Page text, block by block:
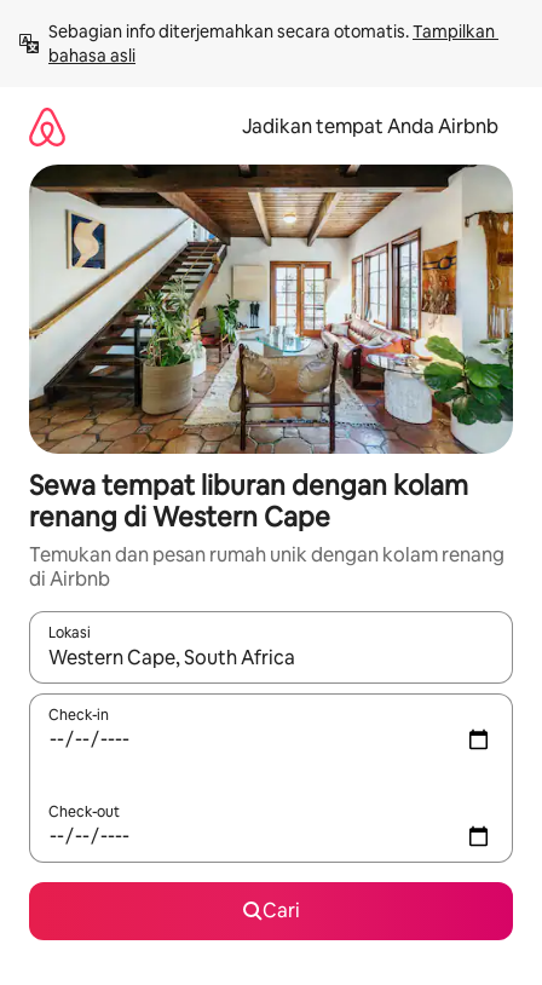
langsung
lihat
Sebagian info diterjemahkan secara otomatis. Tampilkan
bahasa asli
Jadikan tempat Anda Airbnb
Sewa tempat liburan dengan kolam
renang di Western Cape
Temukan dan pesan rumah unik dengan kolam renang
di Airbnb
Lokasi
Jika hasil yang dicari tersedia, telusuri dengan tombol panah
Check-in
Check-out
Cari